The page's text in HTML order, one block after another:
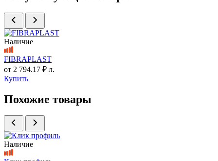
Наличие
FIBRAPLAST
от 2 794.17 ₽ л.
Купить
Похожие товары
Наличие